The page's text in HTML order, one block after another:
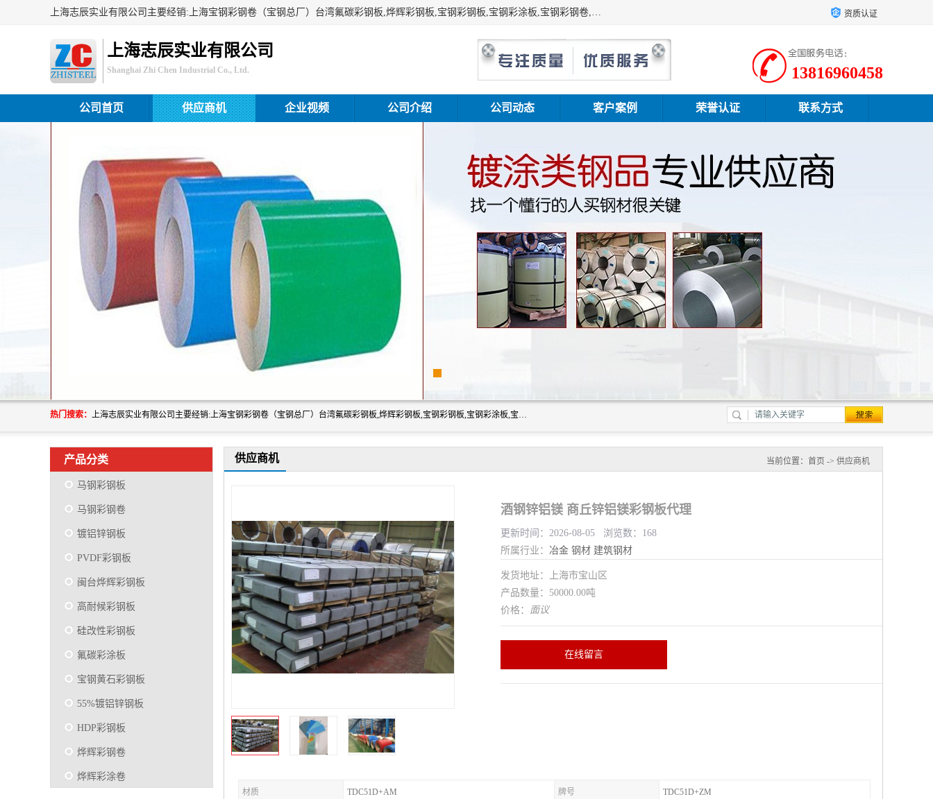
上海志辰实业有限公司主要经销:上海宝钢彩钢卷（宝钢总厂）台湾氟碳彩钢板,烨辉彩钢板,宝钢彩钢板,宝钢彩涂板,宝钢彩钢卷,马钢彩钢板,马钢彩钢卷,镀铝锌钢板,PVDF彩钢板,台湾烨辉彩钢板,高耐候彩钢板,硅改性彩钢板,规格齐全。 资质认证
上海志辰实业有限公司
Shanghai Zhi Chen Industrial Co., Ltd. 13816960458
公司首页 供应商机 企业视频 公司介绍 公司动态 客户案例 荣誉认证 联系方式
热门搜索： 上海志辰实业有限公司主要经销:上海宝钢彩钢卷（宝钢总厂）台湾氟碳彩钢板,烨辉彩钢板,宝钢彩钢板,宝钢彩涂板,宝钢彩钢卷,马钢彩钢板,马钢彩钢卷,镀铝锌钢板,PVDF彩钢板,台湾烨辉彩钢板,高耐候彩钢板,硅改性彩钢板,规格齐全。
产品分类
马钢彩钢板
马钢彩钢卷
镀铝锌钢板
PVDF彩钢板
闽台烨辉彩钢板
高耐候彩钢板
硅改性彩钢板
氟碳彩涂板
宝钢黄石彩钢板
55%镀铝锌钢板
HDP彩钢板
烨辉彩钢卷
烨辉彩涂卷
供应商机 当前位置： 首页 -> 供应商机
酒钢锌铝镁 商丘锌铝镁彩钢板代理
更新时间：2026-08-05 浏览数：168
所属行业： 冶金 钢材 建筑钢材
发货地址：上海市宝山区
产品数量：50000.00吨
价格： 面议
在线留言
材质 TDC51D+AM 牌号 TDC51D+ZM